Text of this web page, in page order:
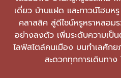
เดี่ยว บ้านแฝด และทาวน์โฮม
คลาสสิค สู่ดีไซน์หรูหราหลอม
อย่างลงตัว เพิ่มระดับความเ
ไลฟ์สไตล์คนเมือง บนทำเลศัก
สะดวกทุกการเดินทาง